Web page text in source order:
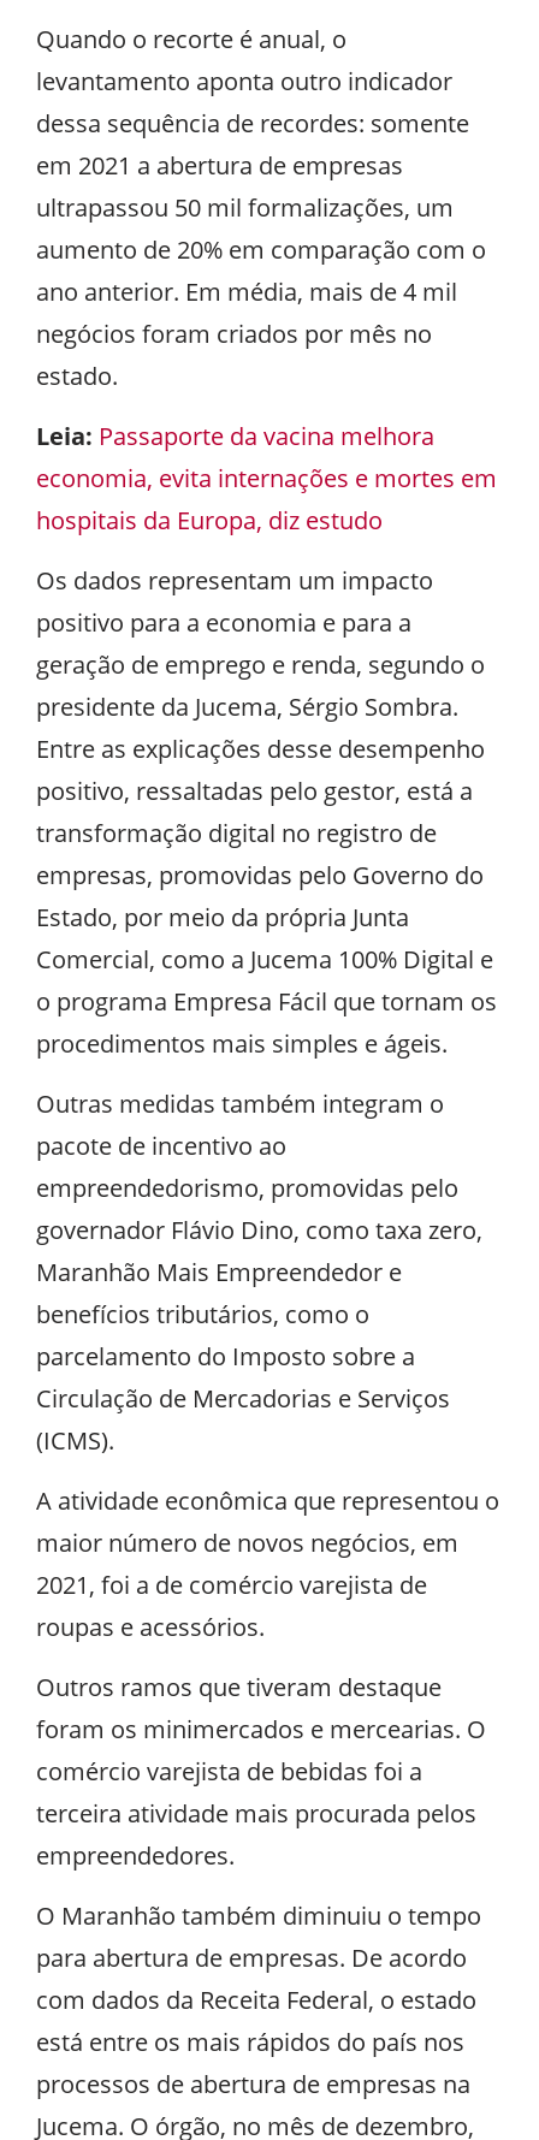
Quando o recorte é anual, o
levantamento aponta outro indicador
dessa sequência de recordes: somente
em 2021 a abertura de empresas
ultrapassou 50 mil formalizações, um
aumento de 20% em comparação com o
ano anterior. Em média, mais de 4 mil
negócios foram criados por mês no
estado.
Leia: Passaporte da vacina melhora
economia, evita internações e mortes em
hospitais da Europa, diz estudo
Os dados representam um impacto
positivo para a economia e para a
geração de emprego e renda, segundo o
presidente da Jucema, Sérgio Sombra.
Entre as explicações desse desempenho
positivo, ressaltadas pelo gestor, está a
transformação digital no registro de
empresas, promovidas pelo Governo do
Estado, por meio da própria Junta
Comercial, como a Jucema 100% Digital e
o programa Empresa Fácil que tornam os
procedimentos mais simples e ágeis.
Outras medidas também integram o
pacote de incentivo ao
empreendedorismo, promovidas pelo
governador Flávio Dino, como taxa zero,
Maranhão Mais Empreendedor e
benefícios tributários, como o
parcelamento do Imposto sobre a
Circulação de Mercadorias e Serviços
(ICMS).
A atividade econômica que representou o
maior número de novos negócios, em
2021, foi a de comércio varejista de
roupas e acessórios.
Outros ramos que tiveram destaque
foram os minimercados e mercearias. O
comércio varejista de bebidas foi a
terceira atividade mais procurada pelos
empreendedores.
O Maranhão também diminuiu o tempo
para abertura de empresas. De acordo
com dados da Receita Federal, o estado
está entre os mais rápidos do país nos
processos de abertura de empresas na
Jucema. O órgão, no mês de dezembro,